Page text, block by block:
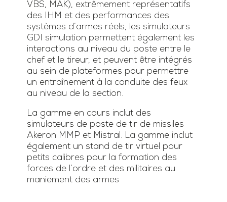
VBS, MÄK), extrêmement représentatifs
des IHM et des performances des
systèmes d’armes réels, les simulateurs
GDI simulation permettent également les
interactions au niveau du poste entre le
chef et le tireur, et peuvent être intégrés
au sein de plateformes pour permettre
un entraînement à la conduite des feux
au niveau de la section.
La gamme en cours inclut des
simulateurs de poste de tir de missiles
Akeron MMP et Mistral. La gamme inclut
également un stand de tir virtuel pour
petits calibres pour la formation des
forces de l’ordre et des militaires au
maniement des armes